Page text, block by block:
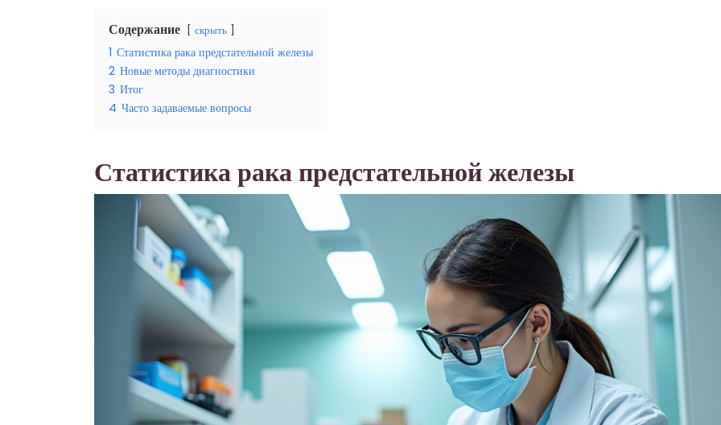
Содержание скрыть
1 Статистика рака предстательной железы
2 Новые методы диагностики
3 Итог
4 Часто задаваемые вопросы
Статистика рака предстательной железы